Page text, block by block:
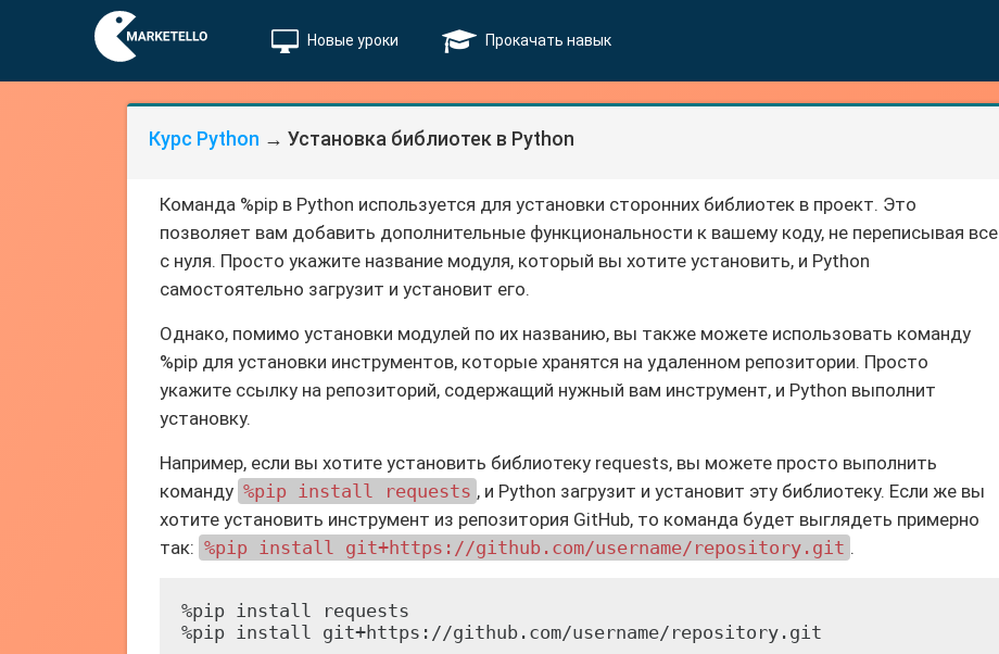
Новые уроки Прокачать навык
Курс Python → Установка библиотек в Python
Команда %pip в Python используется для установки сторонних библиотек в проект. Это
позволяет вам добавить дополнительные функциональности к вашему коду, не переписывая все
с нуля. Просто укажите название модуля, который вы хотите установить, и Python
самостоятельно загрузит и установит его.
Однако, помимо установки модулей по их названию, вы также можете использовать команду
%pip для установки инструментов, которые хранятся на удаленном репозитории. Просто
укажите ссылку на репозиторий, содержащий нужный вам инструмент, и Python выполнит
установку.
Например, если вы хотите установить библиотеку requests, вы можете просто выполнить
команду %pip install requests , и Python загрузит и установит эту библиотеку. Если же вы
хотите установить инструмент из репозитория GitHub, то команда будет выглядеть примерно
так: %pip install git+https://github.com/username/repository.git .
%pip install requests
%pip install git+https://github.com/username/repository.git